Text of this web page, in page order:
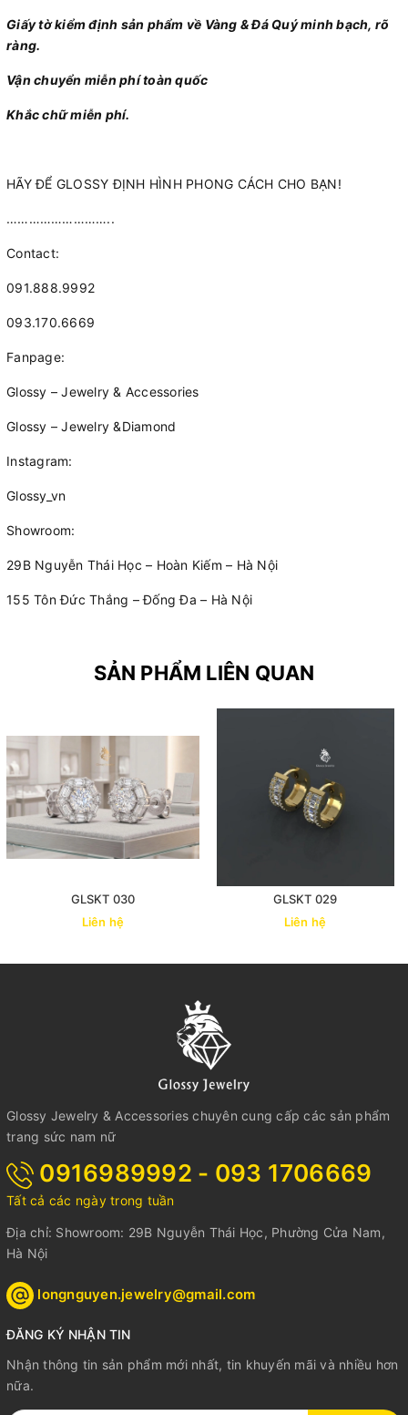
Giấy tờ kiểm định sản phẩm về Vàng & Đá Quý minh bạch, rõ
ràng.
Vận chuyển miễn phí toàn quốc
Khắc chữ miễn phí.
HÃY ĐỂ GLOSSY ĐỊNH HÌNH PHONG CÁCH CHO BẠN!
………………………..
Contact:
091.888.9992
093.170.6669
Fanpage:
Glossy – Jewelry & Accessories
Glossy – Jewelry &Diamond
Instagram:
Glossy_vn
Showroom:
29B Nguyễn Thái Học – Hoàn Kiếm – Hà Nội
155 Tôn Đức Thắng – Đống Đa – Hà Nội
SẢN PHẨM LIÊN QUAN
GLSKT 030
Liên hệ
GLSKT 029
Liên hệ
Glossy Jewelry & Accessories chuyên cung cấp các sản phẩm
trang sức nam nữ
0916989992 - 093 1706669
Tất cả các ngày trong tuần
Địa chỉ: Showroom: 29B Nguyễn Thái Học, Phường Cửa Nam,
Hà Nội
longnguyen.jewelry@gmail.com
ĐĂNG KÝ NHẬN TIN
Nhận thông tin sản phẩm mới nhất, tin khuyến mãi và nhiều hơn
nữa.